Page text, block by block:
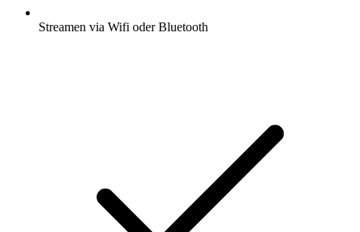
Streamen via Wifi oder Bluetooth